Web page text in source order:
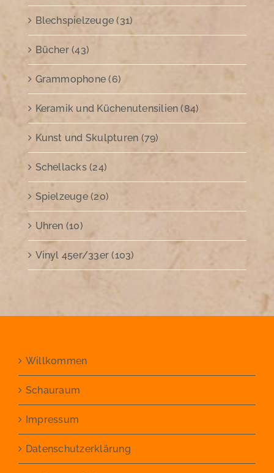
Blechspielzeuge (31)
Bücher (43)
Grammophone (6)
Keramik und Küchenutensilien (84)
Kunst und Skulpturen (79)
Schellacks (24)
Spielzeuge (20)
Uhren (10)
Vinyl 45er/33er (103)
Willkommen
Schauraum
Impressum
Datenschutzerklärung